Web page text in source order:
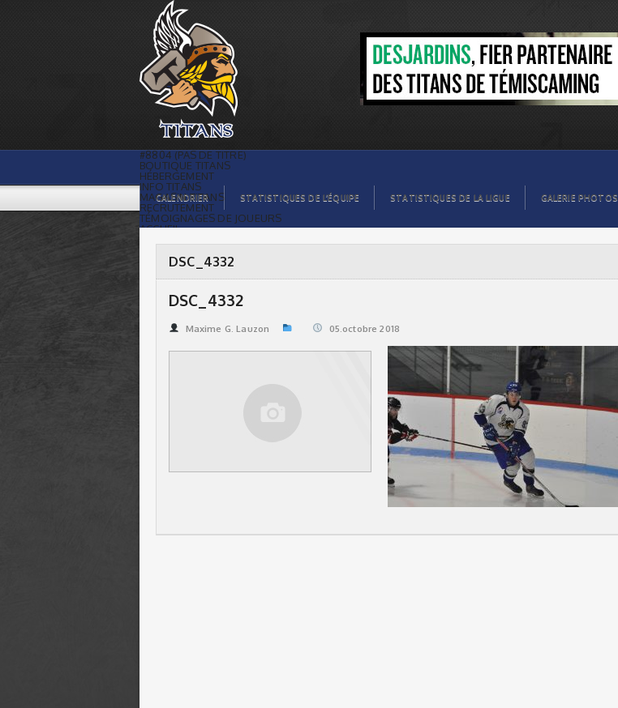
DSC_4332 | Titans de témiscaming
#8804 (PAS DE TITRE)
BOUTIQUE TITANS
HÉBERGEMENT
INFO TITANS
MAGASIN TITANS
RECRUTEMENT
TÉMOIGNAGES DE JOUEURS
ACCUEIL
GALERIE PHOTOS
STATISTIQUES
ORGANISATION
CALENDRIER
GALERIE VIDÉOS
COMMANDITAIRES
CALENDRIER STATISTIQUES DE L’ÉQUIPE STATISTIQUES DE LA LIGUE GALERIE PHOTOS
DSC_4332
DSC_4332
Maxime G. Lauzon 05.octobre 2018